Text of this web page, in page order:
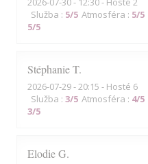
Služba : 5/5 Atmosféra : 5/5
5/5
StéphanieT
2026-07-29- 20:15 - Hosté 6
Služba : 3/5 Atmosféra : 4/5
3/5
ElodieG